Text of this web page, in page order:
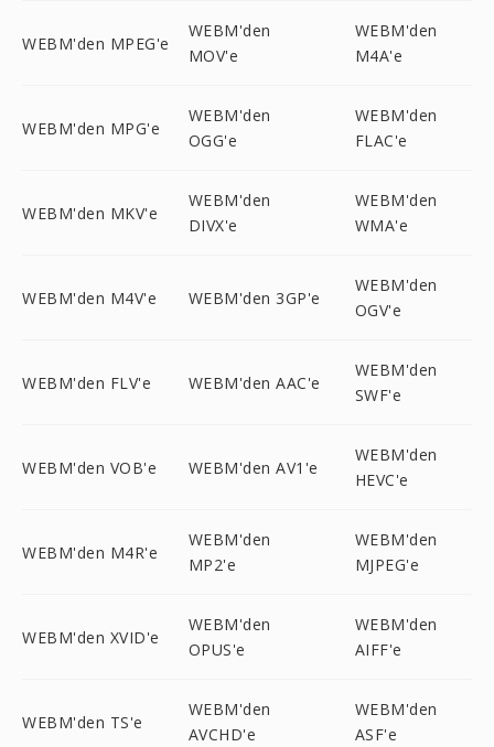
WEBM'den MPEG'e
WEBM'den
MOV'e
WEBM'den
M4A'e
WEBM'den MPG'e
WEBM'den
OGG'e
WEBM'den
FLAC'e
WEBM'den MKV'e
WEBM'den
DIVX'e
WEBM'den
WMA'e
WEBM'den M4V'e WEBM'den 3GP'e
WEBM'den
OGV'e
WEBM'den FLV'e WEBM'den AAC'e
WEBM'den
SWF'e
WEBM'den VOB'e WEBM'den AV1'e
WEBM'den
HEVC'e
WEBM'den M4R'e
WEBM'den
MP2'e
WEBM'den
MJPEG'e
WEBM'den XVID'e
WEBM'den
OPUS'e
WEBM'den
AIFF'e
WEBM'den TS'e
WEBM'den
AVCHD'e
WEBM'den
ASF'e